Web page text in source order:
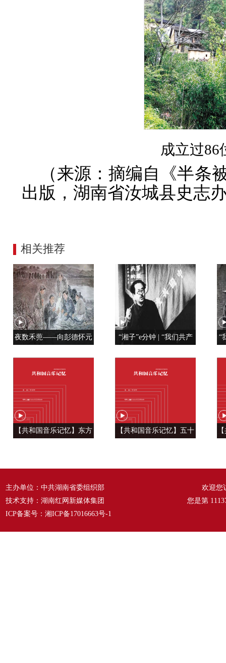
成立过86
（来源：摘编自《半条
出版，湖南省汝城县史志
相关推荐
夜数禾蔸——向彭德怀元
“湘子”e分钟 | “我们共产
“
【共和国音乐记忆】东方
【共和国音乐记忆】五十
主办单位：中共湖南省委组织部
技术支持：湖南红网新媒体集团
ICP备案号： 湘ICP备17016663号-1
欢迎您
您是第